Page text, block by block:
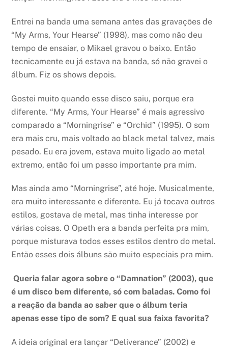
Entrei na banda uma semana antes das gravações de
“My Arms, Your Hearse” (1998), mas como não deu
tempo de ensaiar, o Mikael gravou o baixo. Então
tecnicamente eu já estava na banda, só não gravei o
álbum. Fiz os shows depois.
Gostei muito quando esse disco saiu, porque era
diferente. “My Arms, Your Hearse” é mais agressivo
comparado a “Morningrise” e “Orchid” (1995). O som
era mais cru, mais voltado ao black metal talvez, mais
pesado. Eu era jovem, estava muito ligado ao metal
extremo, então foi um passo importante pra mim.
Mas ainda amo “Morningrise”, até hoje. Musicalmente,
era muito interessante e diferente. Eu já tocava outros
estilos, gostava de metal, mas tinha interesse por
várias coisas. O Opeth era a banda perfeita pra mim,
porque misturava todos esses estilos dentro do metal.
Então esses dois álbuns são muito especiais pra mim.
Queria falar agora sobre o “Damnation” (2003), que
é um disco bem diferente, só com baladas. Como foi
a reação da banda ao saber que o álbum teria
apenas esse tipo de som? E qual sua faixa favorita?
A ideia original era lançar “Deliverance” (2002) e